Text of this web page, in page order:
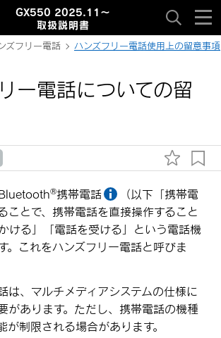
GX550 2025.11～
取扱説明書
ズフリー電話 ハンズフリー電話使用上の留意事項
ー電話についての留
‍®携帯電話
（以下「携帯電
ことで、携帯電話を直接操作すること
ける」「電話を受ける」という電話機
。これをハンズフリー電話と呼びま
は、マルチメディアシステムの仕様に
があります。ただし、携帯電話の機種
が制限される場合があります。